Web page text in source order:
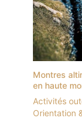
Montres
en haute
Activités
Orientation